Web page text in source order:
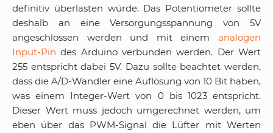
definitiv überlasten würde. Das Potentiometer sollte
deshalb an eine Versorgungsspannung von 5V
angeschlossen werden und mit einem analogen
Input-Pin des Arduino verbunden werden. Der Wert
255 entspricht dabei 5V. Dazu sollte beachtet werden,
dass die A/D-Wandler eine Auflösung von 10 Bit haben,
was einem Integer-Wert von 0 bis 1023 entspricht.
Dieser Wert muss jedoch umgerechnet werden, um
eben über das PWM-Signal die Lüfter mit Werten